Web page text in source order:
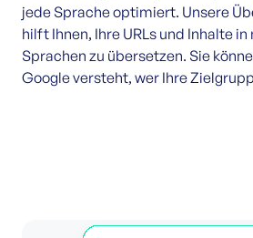
jede Sprache optimiert. Unsere
hilft Ihnen, Ihre URLs und Inhalte in
Sprachen zu übersetzen. Sie
Google versteht, wer Ihre